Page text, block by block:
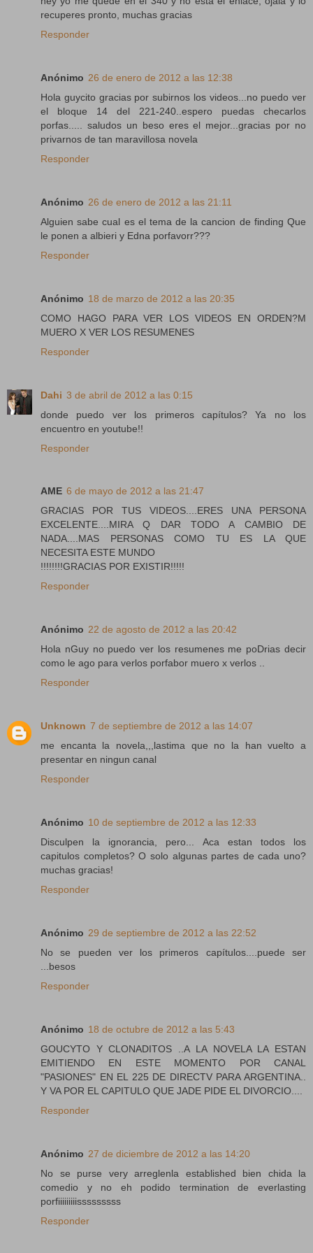
recuperes pronto, muchas gracias
Responder
Anónimo 26 de enero de 2012 a las 12:38
Hola guycito gracias por subirnos los videos...no puedo ver
el bloque 14 del 221-240..espero puedas checarlos
porfas..... saludos un beso eres el mejor...gracias por no
privarnos de tan maravillosa novela
Responder
Anónimo 26 de enero de 2012 a las 21:11
Alguien sabe cual es el tema de la cancion de finding Que
le ponen a albieri y Edna porfavorr???
Responder
Anónimo 18 de marzo de 2012 a las 20:35
COMO HAGO PARA VER LOS VIDEOS EN ORDEN?M
MUERO X VER LOS RESUMENES
Responder
Dahi 3 de abril de 2012 a las 0:15
donde puedo ver los primeros capítulos? Ya no los
encuentro en youtube!!
Responder
AME 6 de mayo de 2012 a las 21:47
GRACIAS POR TUS VIDEOS....ERES UNA PERSONA
EXCELENTE....MIRA Q DAR TODO A CAMBIO DE
NADA....MAS PERSONAS COMO TU ES LA QUE
NECESITA ESTE MUNDO
!!!!!!!!GRACIAS POR EXISTIR!!!!!
Responder
Anónimo 22 de agosto de 2012 a las 20:42
Hola nGuy no puedo ver los resumenes me poDrias decir
como le ago para verlos porfabor muero x verlos ..
Responder
Unknown 7 de septiembre de 2012 a las 14:07
me encanta la novela,,,lastima que no la han vuelto a
presentar en ningun canal
Responder
Anónimo 10 de septiembre de 2012 a las 12:33
Disculpen la ignorancia, pero... Aca estan todos los
capitulos completos? O solo algunas partes de cada uno?
muchas gracias!
Responder
Anónimo 29 de septiembre de 2012 a las 22:52
No se pueden ver los primeros capítulos....puede ser
...besos
Responder
Anónimo 18 de octubre de 2012 a las 5:43
GOUCYTO Y CLONADITOS ..A LA NOVELA LA ESTAN
EMITIENDO EN ESTE MOMENTO POR CANAL
"PASIONES" EN EL 225 DE DIRECTV PARA ARGENTINA..
Y VA POR EL CAPITULO QUE JADE PIDE EL DIVORCIO....
Responder
Anónimo 27 de diciembre de 2012 a las 14:20
No se purse very arreglenla established bien chida la
comedio y no eh podido termination de everlasting
porfiiiiiiiiisssssssss
Responder